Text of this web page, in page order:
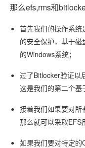
那么efs,rms和
首先我们的操作系
的安全保护，基于
的Windows系统；
过了Bitlocker验证以
这是我们的第二个基
接着我们如果要对所
那么就可以采取EFS
如果我们要对特定